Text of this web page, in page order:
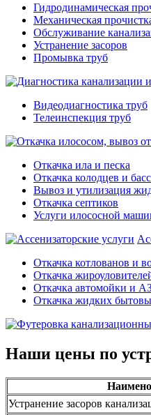
Гидродинамическая
Механическая
Обслуживание
Устранение засоров
Промывка труб
Видеодиагностика труб
Телеинспекция труб
Откачка ила и песка
Откачка колодцев и
Вывоз и утилизация
Откачка септиков
Услуги илососной
Откачка котлованов и
Откачка
Откачка автомойки и
Откачка жидких
Наши цены по
Устранение засоров